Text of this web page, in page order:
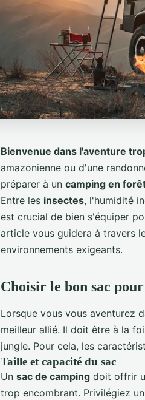
Bienvenue dans l'aventure
amazonienne ou d'une
préparer à un camping en
Entre les insectes, l'humidité
est crucial de bien s'équiper
article vous guidera à travers
environnements exigeants.
Choisir le bon sac
Lorsque vous vous aventurez
meilleur allié. Il doit être à la
jungle. Pour cela, les
Taille et capacité du sac
Un sac de camping doit offrir
trop encombrant. Privilégiez un